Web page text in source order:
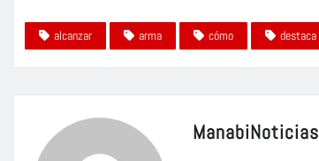
alcanzar arma cómo destaca
ManabiNoticias